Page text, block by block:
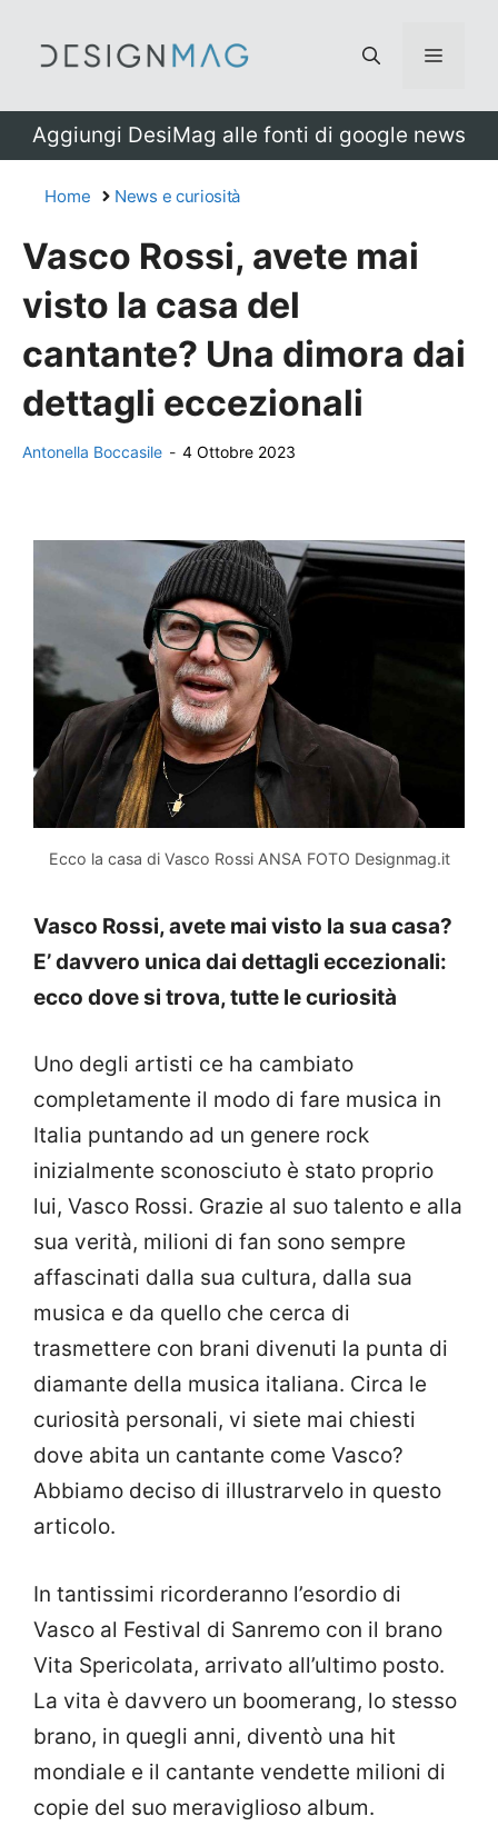
Menu
Aggiungi DesiMag alle fonti di google news
Home News e curiosità
Vasco Rossi, avete mai
visto la casa del
cantante? Una dimora dai
dettagli eccezionali
Antonella Boccasile - 4 Ottobre 2023
Ecco la casa di Vasco Rossi ANSA FOTO Designmag.it
Vasco Rossi, avete mai visto la sua casa?
E’ davvero unica dai dettagli eccezionali:
ecco dove si trova, tutte le curiosità
Uno degli artisti ce ha cambiato
completamente il modo di fare musica in
Italia puntando ad un genere rock
inizialmente sconosciuto è stato proprio
lui, Vasco Rossi. Grazie al suo talento e alla
sua verità, milioni di fan sono sempre
affascinati dalla sua cultura, dalla sua
musica e da quello che cerca di
trasmettere con brani divenuti la punta di
diamante della musica italiana. Circa le
curiosità personali, vi siete mai chiesti
dove abita un cantante come Vasco?
Abbiamo deciso di illustrarvelo in questo
articolo.
In tantissimi ricorderanno l’esordio di
Vasco al Festival di Sanremo con il brano
Vita Spericolata, arrivato all’ultimo posto.
La vita è davvero un boomerang, lo stesso
brano, in quegli anni, diventò una hit
mondiale e il cantante vendette milioni di
copie del suo meraviglioso album.